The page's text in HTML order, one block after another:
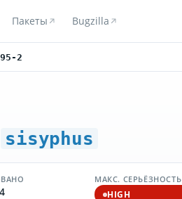
Пакеты Bugzilla
2
sisyphus
МАКС. СЕРЬЁЗНОСТЬ
HIGH